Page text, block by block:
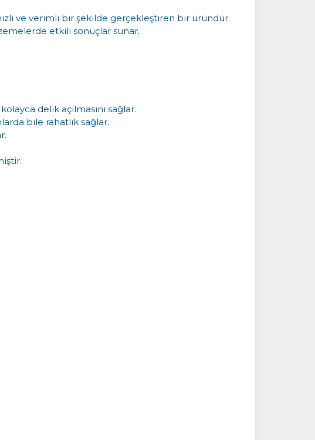
ve verimli bir şekilde gerçekleştiren bir üründür.
etkili sonuçlar sunar.
delik açılmasını sağlar.
bile rahatlık sağlar.